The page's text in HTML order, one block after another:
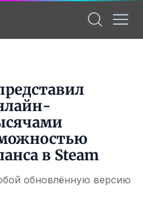
в Steam
обновлённую версию